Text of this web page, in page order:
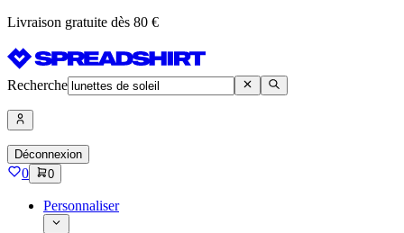
Livraison gratuite dès 80 €
Recherche
Déconnexion
0 0
Personnaliser